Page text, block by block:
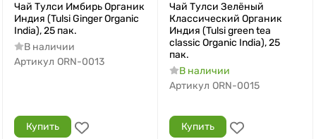
Чай Тулси Имбирь Органик
Индия (Tulsi Ginger Organic
India), 25 пак.
В наличии
Артикул ORN-0013
Купить
Чай Тулси Зелёный
Классический Органик
Индия (Tulsi green tea
classic Organic India), 25
пак.
В наличии
Артикул ORN-0015
Купить